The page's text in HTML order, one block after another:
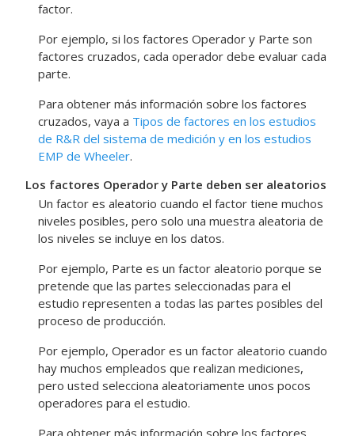
factor.
Por ejemplo, si los factores Operador y Parte son
factores cruzados, cada operador debe evaluar cada
parte.
Para obtener más información sobre los factores
cruzados, vaya a Tipos de factores en los estudios
de R&R del sistema de medición y en los estudios
EMP de Wheeler.
Los factores Operador y Parte deben ser aleatorios
Un factor es aleatorio cuando el factor tiene muchos
niveles posibles, pero solo una muestra aleatoria de
los niveles se incluye en los datos.
Por ejemplo, Parte es un factor aleatorio porque se
pretende que las partes seleccionadas para el
estudio representen a todas las partes posibles del
proceso de producción.
Por ejemplo, Operador es un factor aleatorio cuando
hay muchos empleados que realizan mediciones,
pero usted selecciona aleatoriamente unos pocos
operadores para el estudio.
Para obtener más información sobre los factores